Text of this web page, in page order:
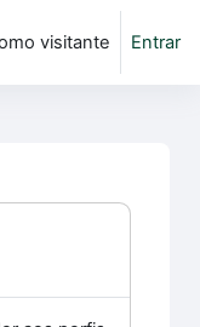
visitante Entrar